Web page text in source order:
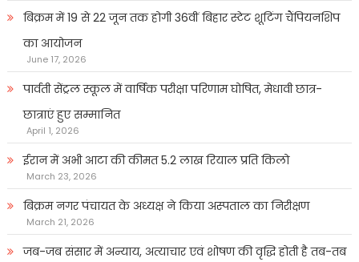
बिक्रम में 19 से 22 जून तक होगी 36वीं बिहार स्टेट शूटिंग चैंपियनशिप
का आयोजन
June 17, 2026
पार्वती सेंट्रल स्कूल में वार्षिक परीक्षा परिणाम घोषित, मेधावी छात्र-
छात्राएं हुए सम्मानित
April 1, 2026
ईरान में अभी आटा की कीमत 5.2 लाख रियाल प्रति किलो
March 23, 2026
बिक्रम नगर पंचायत के अध्यक्ष ने किया अस्पताल का निरीक्षण
March 21, 2026
जब-जब संसार में अन्याय, अत्याचार एवं शोषण की वृद्धि होती है तब-तब